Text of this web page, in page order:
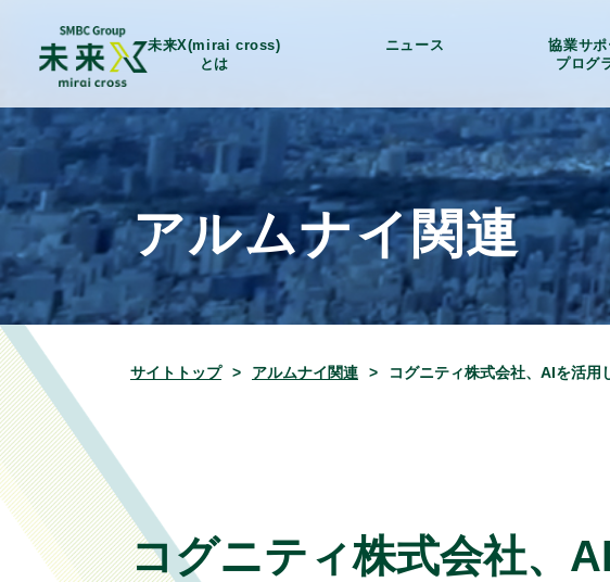
未来X(mirai cross)
とは
ニュース
協業サポ
プログ
アルムナイ関連
サイトトップ アルムナイ関連 コグニティ株式会社、AIを活用
コグニティ株式会社、